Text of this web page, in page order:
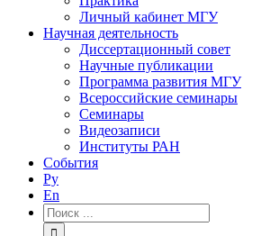
Личный кабинет МГУ
Научная деятельность
Диссертационный совет
Научные публикации
Программа развития МГУ
Всероссийские семинары
Семинары
Видеозаписи
Институты РАН
События
Ру
En
Результат
поиска: